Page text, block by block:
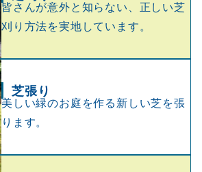
皆さんが意外と知らない、正しい芝
刈り方法を実地しています。
芝張り
美しい緑のお庭を作る新しい芝を張
ります。